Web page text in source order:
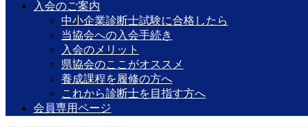
入会のご案内
中小企業診断士試験に合格したら
当協会への入会手続き
入会のメリット
県協会のここがオススメ
養成課程を履修の方へ
これから診断士を目指す方へ
会員専用ページ